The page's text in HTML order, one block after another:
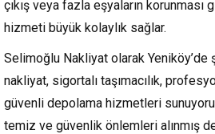
çıkış veya fazla eşyaların
hizmeti büyük kolaylık sağlar.
Selimoğlu Nakliyat olarak Yeniköy’de
nakliyat, sigortalı taşımacılık,
güvenli depolama hizmetleri
temiz ve güvenlik önlemleri alınmış